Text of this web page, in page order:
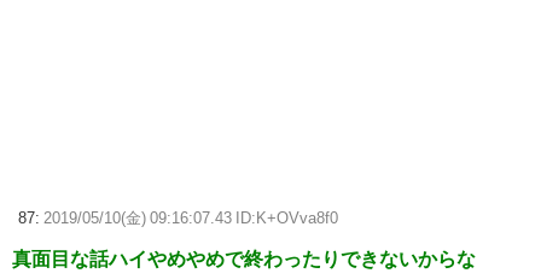
87: 2019/05/10(金) 09:16:07.43 ID:K+OVva8f0
真面目な話ハイやめやめで終わったりできないからな